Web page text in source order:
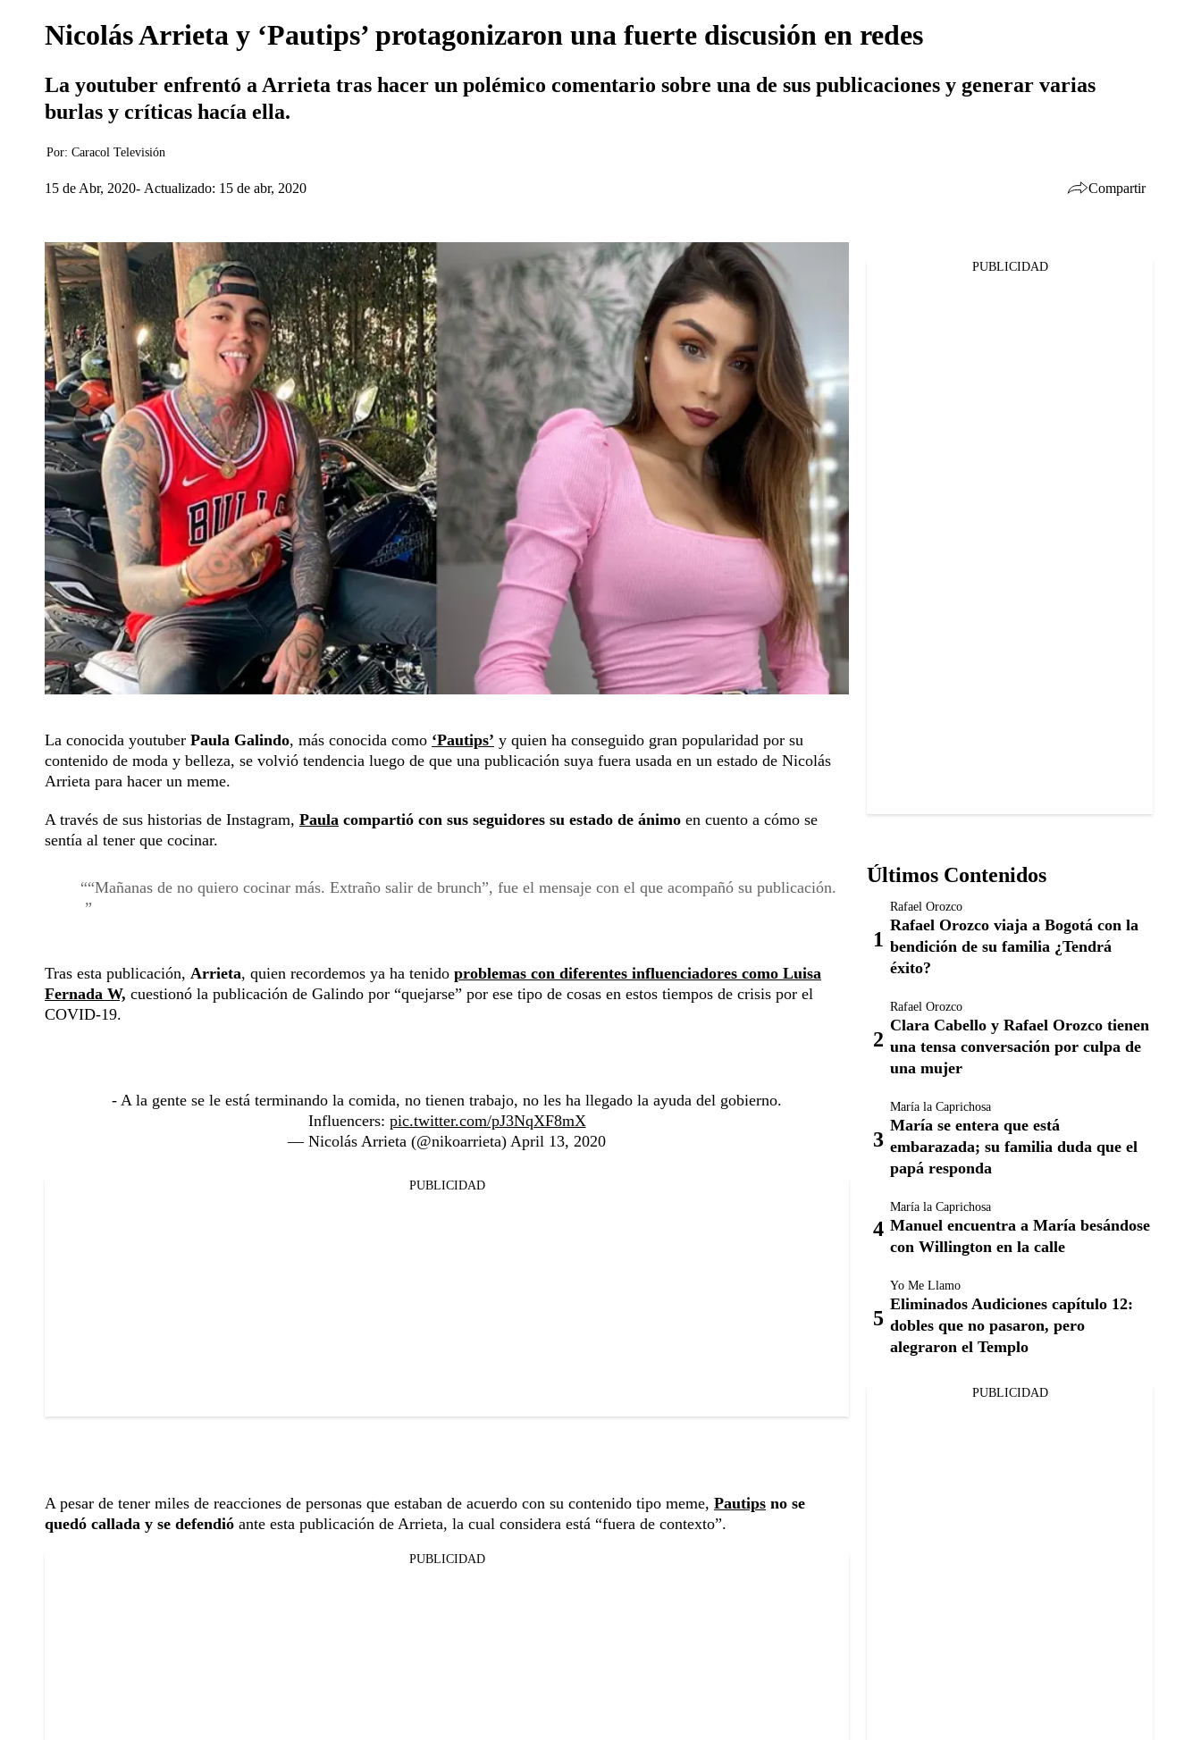
Nicolás Arrieta y ‘Pautips’ protagonizaron una fuerte discusión en redes
La youtuber enfrentó a Arrieta tras hacer un polémico comentario sobre una de sus publicaciones y generar varias
burlas y críticas hacía ella.
Por: Caracol Televisión
15 de Abr, 2020 Actualizado: 15 de abr, 2020 Compartir
La conocida youtuber Paula Galindo, más conocida como ‘Pautips’ y quien ha conseguido gran popularidad por su
contenido de moda y belleza, se volvió tendencia luego de que una publicación suya fuera usada en un estado de Nicolás
Arrieta para hacer un meme.
A través de sus historias de Instagram, Paula compartió con sus seguidores su estado de ánimo en cuento a cómo se
sentía al tener que cocinar.
“Mañanas de no quiero cocinar más. Extraño salir de brunch”, fue el mensaje con el que acompañó su publicación.
Tras esta publicación, Arrieta, quien recordemos ya ha tenido problemas con diferentes influenciadores como Luisa
Fernada W, cuestionó la publicación de Galindo por “quejarse” por ese tipo de cosas en estos tiempos de crisis por el
COVID-19.
- A la gente se le está terminando la comida, no tienen trabajo, no les ha llegado la ayuda del gobierno.
Influencers: pic.twitter.com/pJ3NqXF8mX
— Nicolás Arrieta (@nikoarrieta) April 13, 2020
PUBLICIDAD
A pesar de tener miles de reacciones de personas que estaban de acuerdo con su contenido tipo meme, Pautips no se
quedó callada y se defendió ante esta publicación de Arrieta, la cual considera está “fuera de contexto”.
PUBLICIDAD
PUBLICIDAD
Últimos Contenidos
Rafael Orozco
Rafael Orozco viaja a Bogotá con la
bendición de su familia ¿Tendrá
éxito?
Rafael Orozco
Clara Cabello y Rafael Orozco tienen
una tensa conversación por culpa de
una mujer
María la Caprichosa
María se entera que está
embarazada; su familia duda que el
papá responda
María la Caprichosa
Manuel encuentra a María besándose
con Willington en la calle
Yo Me Llamo
Eliminados Audiciones capítulo 12:
dobles que no pasaron, pero
alegraron el Templo
PUBLICIDAD